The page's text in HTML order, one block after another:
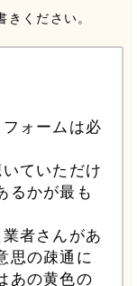
ください。
ォームは必
ていただけ
るかが最も
者さんがあ
思の疎通に
あの黄色の